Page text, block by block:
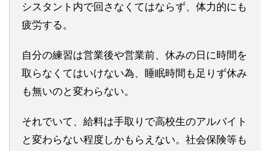
シスタント内で回さなくてはならず、体力的にも
疲労する。
自分の練習は営業後や営業前、休みの日に時間を
取らなくてはいけない為、睡眠時間も足りず休み
も無いのと変わらない。
それでいて、給料は手取りで高校生のアルバイト
と変わらない程度しかもらえない。社会保険等も